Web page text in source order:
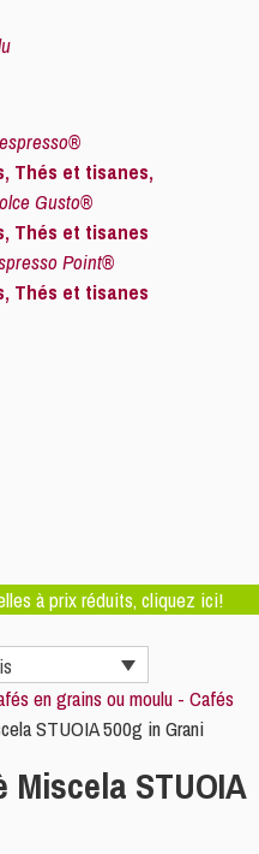
Thés et tisanes,
Gusto®
Thés et tisanes
Point®
Thés et tisanes
à prix réduits, cliquez ici!
en grains ou moulu - Cafés
STUOIA 500g in Grani
STUOIA